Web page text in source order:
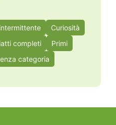
Curiosità
completi
Primi
categoria